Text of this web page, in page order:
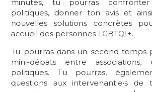
minutes, tu pourras
politiques, donner ton avis et
nouvelles solutions concrètes
accueil des personnes LGBTQI+.
Tu pourras dans un second temps
mini-débats entre associations,
politiques. Tu pourras,
questions aux intervenant·e·s de